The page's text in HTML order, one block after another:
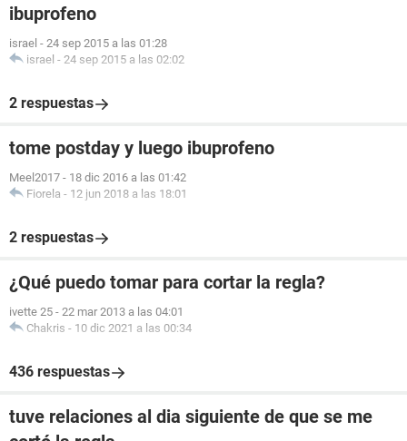
ibuprofeno
israel - 24 sep 2015 a las 01:28
israel - 24 sep 2015 a las 02:02
2 respuestas
tome postday y luego ibuprofeno
Meel2017 - 18 dic 2016 a las 01:42
Fiorela - 12 jun 2018 a las 18:01
2 respuestas
¿Qué puedo tomar para cortar la regla?
ivette 25 - 22 mar 2013 a las 04:01
Chakris - 10 dic 2021 a las 00:34
436 respuestas
tuve relaciones al dia siguiente de que se me